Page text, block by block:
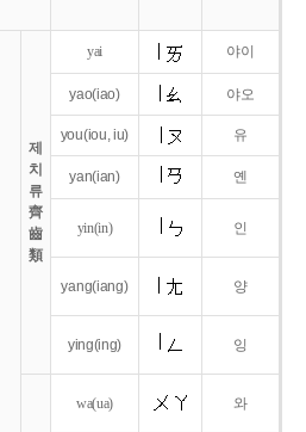
제
치
류
齊
齒
類
yai 야이
yao(iao) 야오
you(iou,iu) 유
yan(ian) 옌
yin(in) 인
yang(iang) 양
ying(ing) 잉
wa(ua) 와